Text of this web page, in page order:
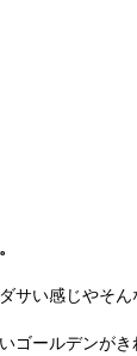
サい感じやそ
ゴールデンが